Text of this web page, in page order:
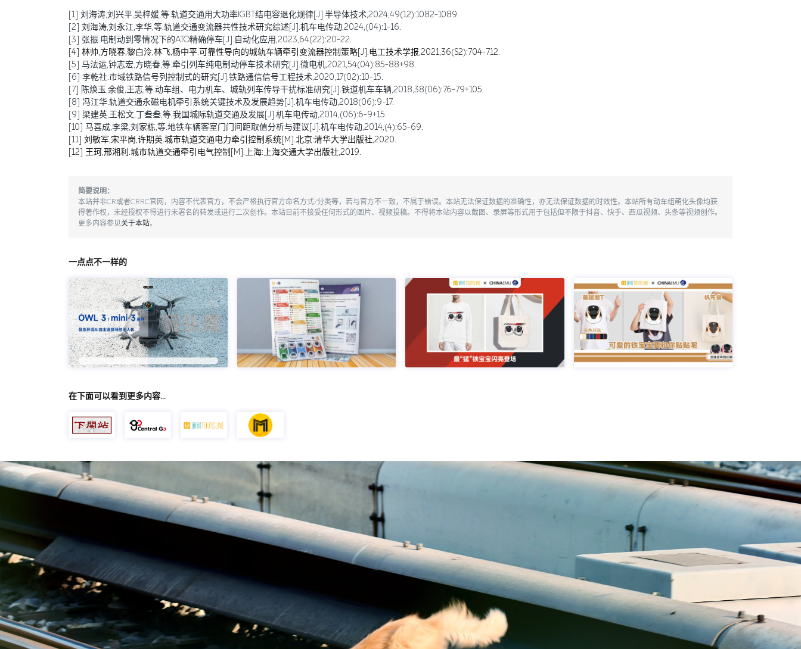
[1] 刘海涛,刘兴平,吴梓媛,等.轨道交通用大功率IGBT结电容退化规律[J].半导体技术,2024,49(12):1082-1089.
[2] 刘海涛,刘永江,李华,等.轨道交通变流器共性技术研究综述[J].机车电传动,2024,(04):1-16.
[3] 张振.电制动到零情况下的ATO精确停车[J].自动化应用,2023,64(22):20-22.
[4] 林帅,方晓春,黎白泠,林飞,杨中平.可靠性导向的城轨车辆牵引变流器控制策略[J].电工技术学报,2021,36(S2):704-712.
[5] 马法运,钟志宏,方晓春,等.牵引列车纯电制动停车技术研究[J].微电机,2021,54(04):85-88+98.
[6] 李乾社.市域铁路信号列控制式的研究[J].铁路通信信号工程技术,2020,17(02):10-15.
[7] 陈焕玉,余俊,王志,等.动车组、电力机车、城轨列车传导干扰标准研究[J].铁道机车车辆,2018,38(06):76-79+105.
[8] 冯江华.轨道交通永磁电机牵引系统关键技术及发展趋势[J].机车电传动,2018(06):9-17.
[9] 梁建英,王松文,丁叁叁,等.我国城际轨道交通及发展[J].机车电传动,2014,(06):6-9+15.
[10] 马喜成,李梁,刘家栋,等.地铁车辆客室门门间距取值分析与建议[J].机车电传动,2014,(4):65-69.
[11] 刘敏军,宋平岗,许期英.城市轨道交通电力牵引控制系统[M].北京:清华大学出版社,2020.
[12] 王珂,邢湘利.城市轨道交通牵引电气控制[M].上海:上海交通大学出版社,2019.
简要说明：
本站并非CR或者CRRC官网，内容不代表官方，不会严格执行官方命名方式/分类等，若与官方不一致，不属于错误。本站无法保证数据的准确性，亦无法保证数据的时效性。本站所有动车组萌化头像均获
得著作权，未经授权不得进行未署名的转发或进行二次创作。本站目前不接受任何形式的图片、视频投稿。不得将本站内容以截图、录屏等形式用于包括但不限于抖音、快手、西瓜视频、头条等视频创作。
更多内容参见关于本站。
一点点不一样的
在下面可以看到更多内容…